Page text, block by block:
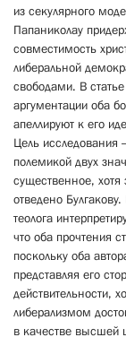
из секулярного
Папаниколау
совместимость
либеральной
свободами. В
аргументации оба
апеллируют к его
Цель исследования
полемикой двух
существенное,
отведено
теолога
что оба прочтения
поскольку оба
представляя его
действительности,
либерализмом
в качестве высшей